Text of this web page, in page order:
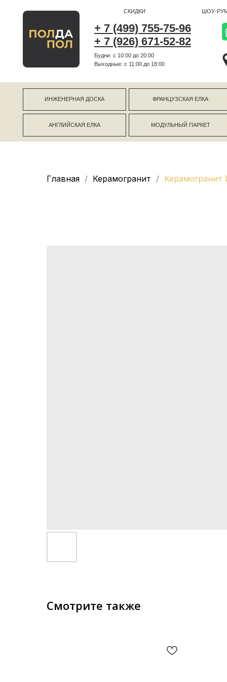
+ 7 (499) 755-75-96
+ 7 (926) 671-52-82
СКИДКИ ШОУ-РУМ
Будни: с 10:00 до 20:00
Выходные: c 11:00 до 18:00
г
ИНЖЕНЕРНАЯ ДОСКА
АНГЛИЙСКАЯ ЕЛКА
ФРАНЦУЗСКАЯ ЕЛКА
МОДУЛЬНЫЙ ПАРКЕТ
Главная Керамогранит Керамогранит
Смотрите также